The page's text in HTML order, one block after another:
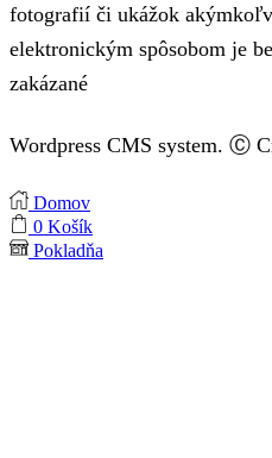
fotografií či ukážok
elektronickým spôsobom je
zakázané
Wordpress CMS system. Ⓒ
Domov
0 Košík
Pokladňa